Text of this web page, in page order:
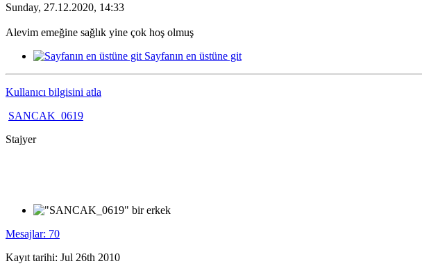
Sunday, 27.12.2020, 14:33
Alevim emeğine sağlık yine çok hoş olmuş
Sayfanın en üstüne git
Kullanıcı bilgisini atla
SANCAK_0619
Stajyer
Mesajlar: 70
Kayıt tarihi: Jul 26th 2010